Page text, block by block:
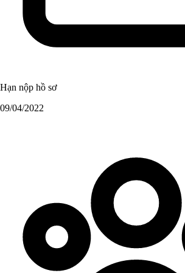
Hạn nộp hồ sơ
09/04/2022